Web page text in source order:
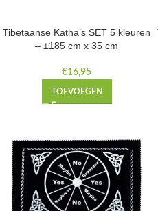
Tibetaanse Katha’s SET 5 kleuren
– ±185 cm x 35 cm
€16,95
TOEVOEGEN